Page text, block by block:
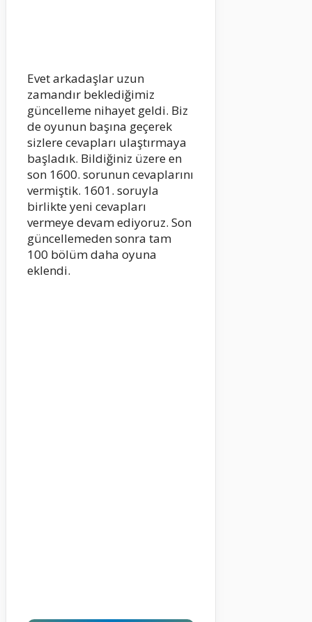
Evet arkadaşlar uzun
zamandır beklediğimiz
güncelleme nihayet geldi. Biz
de oyunun başına geçerek
sizlere cevapları ulaştırmaya
başladık. Bildiğiniz üzere en
son 1600. sorunun cevaplarını
vermiştik. 1601. soruyla
birlikte yeni cevapları
vermeye devam ediyoruz. Son
güncellemeden sonra tam
100 bölüm daha oyuna
eklendi.